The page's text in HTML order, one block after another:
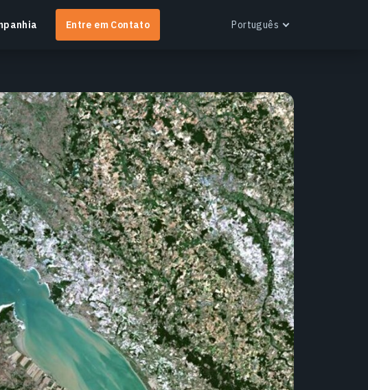
EOS RayVision
Obtenha relatórios analíticos personalizados com
visualização avançada para qualquer setor.
Saiba mais
Entre em Contato Português
Português
Français
Українська
Русский